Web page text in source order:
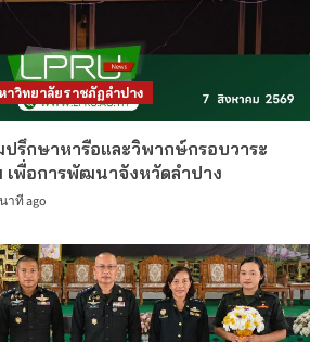
วิทยาลัยราชภัฏลำปาง
ปรึกษาหารือและวิพากษ์กรอบวาระ
เพื่อการพัฒนาจังหวัดลำปาง
าที ago